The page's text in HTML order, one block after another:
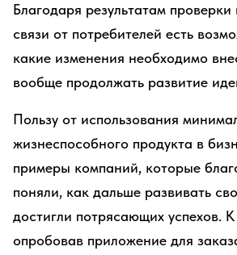
Благодаря результатам
связи от потребителей есть
какие изменения необходимо
вообще продолжать развитие
Пользу от использования
жизнеспособного продукта в
примеры компаний, которые
поняли, как дальше развивать
достигли потрясающих успехов.
опробовав приложение для